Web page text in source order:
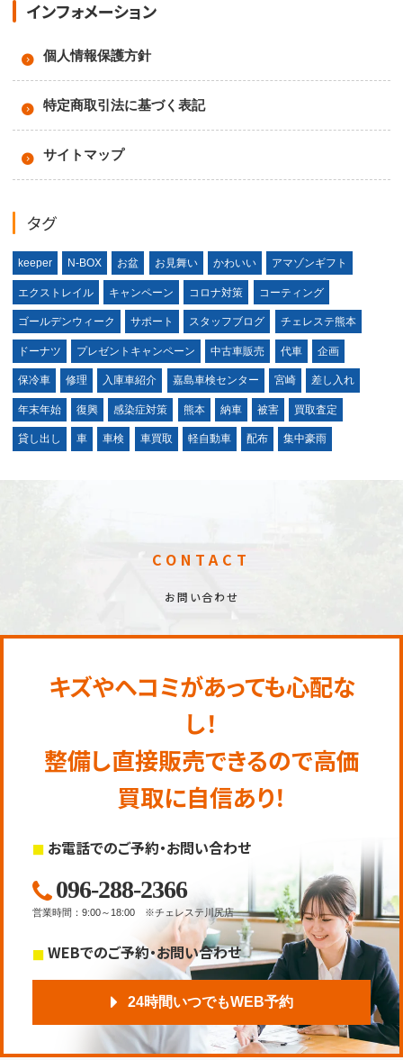
インフォメーション
個人情報保護方針
特定商取引法に基づく表記
サイトマップ
タグ
keeper N-BOX お盆 お見舞い かわいい アマゾンギフト
エクストレイル キャンペーン コロナ対策 コーティング
ゴールデンウィーク サポート スタッフブログ チェレステ熊本
ドーナツ プレゼントキャンペーン 中古車販売 代車 企画
保冷車 修理 入庫車紹介 嘉島車検センター 宮崎 差し入れ
年末年始 復興 感染症対策 熊本 納車 被害 買取査定
貸し出し 車 車検 車買取 軽自動車 配布 集中豪雨
CONTACT
お問い合わせ
キズやヘコミがあっても心配な
し！
整備し直接販売できるので高価
買取に自信あり！
お電話でのご予約・お問い合わせ
096-288-2366
営業時間 ： 9:00～18:00 ※チェレステ川尻店
WEBでのご予約・お問い合わせ
24時間いつでもWEB予約